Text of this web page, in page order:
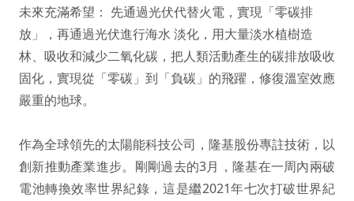
未來充滿希望： 先通過光伏代替火電，實現「零碳排
放」，再通過光伏進行海水 淡化，用大量淡水植樹造
林、吸收和減少二氧化碳，把人類活動產生的碳排放吸收
固化，實現從「零碳」到「負碳」的飛躍，修復溫室效應
嚴重的地球。
作為全球領先的太陽能科技公司，隆基股份專註技術，以
創新推動產業進步。剛剛過去的3月，隆基在一周內兩破
電池轉換效率世界紀錄，這是繼2021年七次打破世界紀